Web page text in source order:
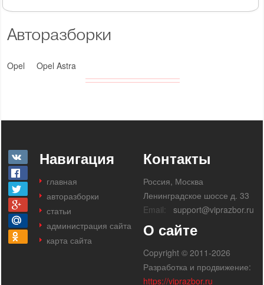
Авторазборки
Opel Opel Astra
Навигация
главная
авторазборки
статьи
администрация сайта
карта сайта
Контакты
Россия, Москва
Ленинградское шоссе д. 33
Email:
support@viprazbor.ru
О сайте
Copyright © 2011-2026
Разработка и продвижение:
https://viprazbor.ru